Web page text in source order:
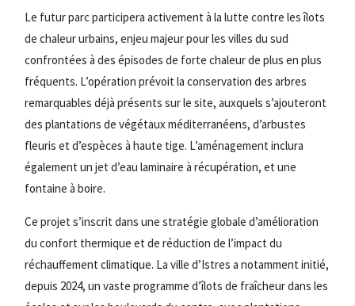
Le futur parc participera activement à la lutte contre les îlots
de chaleur urbains, enjeu majeur pour les villes du sud
confrontées à des épisodes de forte chaleur de plus en plus
fréquents. L’opération prévoit la conservation des arbres
remarquables déjà présents sur le site, auxquels s’ajouteront
des plantations de végétaux méditerranéens, d’arbustes
fleuris et d’espèces à haute tige. L’aménagement inclura
également un jet d’eau laminaire à récupération, et une
fontaine à boire.
Ce projet s’inscrit dans une stratégie globale d’amélioration
du confort thermique et de réduction de l’impact du
réchauffement climatique. La ville d’Istres a notamment initié,
depuis 2024, un vaste programme d’îlots de fraîcheur dans les